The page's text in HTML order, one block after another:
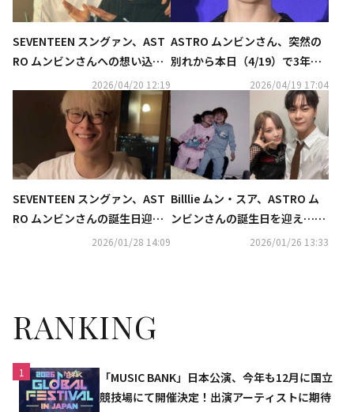
SEVENTEEN スングァン、AST
RO ムンビンさんへの想い込め
熱唱…ステージ後に涙も「見守
ってくれていると思う」
2026/04/20 12:19
ASTRO ムンビンさん、突然の
別れから本日（4/19）で3年…
妹のBilllie ムン・スアがメッセ
2026/04/19 17:04
SEVENTEEN スングァン、AST
RO ムンビンさんの誕生日迎
え…過去の映像を公開「会いた
2026/01/28 14:09
Billlie ムン・スア、ASTRO ム
ンビンさんの誕生日を迎え…幼
少期の可愛らしい兄妹ショット
2026/01/26 13:33
RANKING
1
「MUSIC BANK」日本公演、今年も12月に国立
競技場にて開催決定！出演アーティストに期待